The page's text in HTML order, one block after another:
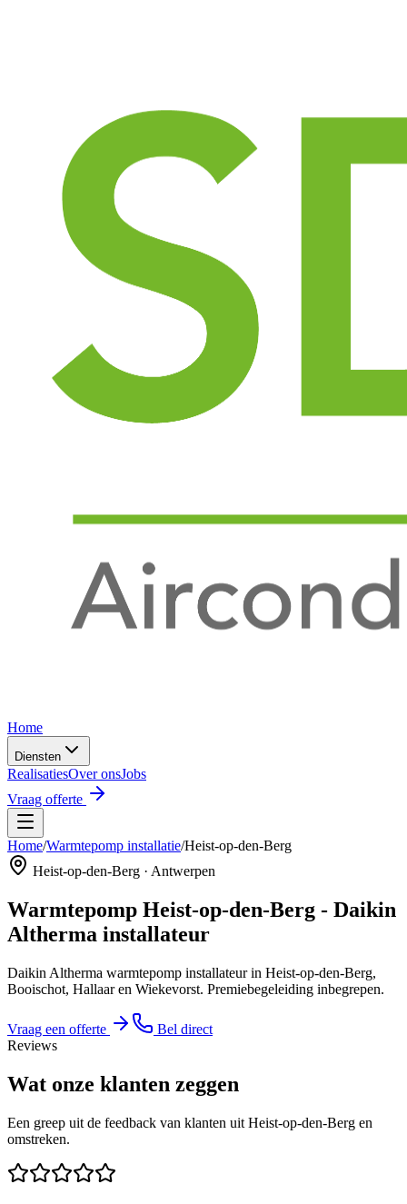
Home
Diensten
RealisatiesOver onsJobs
Vraag offerte
Home/Warmtepomp installatie/Heist-op-den-Berg
Heist-op-den-Berg · Antwerpen
Warmtepomp Heist-op-den-Berg - Daikin
Altherma installateur
Daikin Altherma warmtepomp installateur in Heist-op-den-Berg,
Booischot, Hallaar en Wiekevorst. Premiebegeleiding inbegrepen.
Vraag een offerte
Bel direct
Reviews
Wat onze klanten zeggen
Een greep uit de feedback van klanten uit Heist-op-den-Berg en
omstreken.